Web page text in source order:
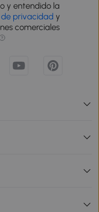
y entendido la
privacidad y
comerciales